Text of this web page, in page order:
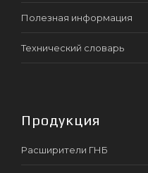
Полезная информация
Технический словарь
Продукция
Расширители ГНБ